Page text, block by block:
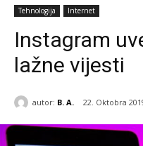
Tehnologija Internet
Instagram
lažne vijesti
autor: B. A. 22. Oktobra